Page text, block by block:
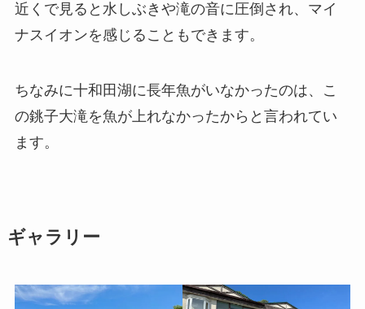
近くで見ると水しぶきや滝の音に圧倒され、マイ
ナスイオンを感じることもできます。
ちなみに十和田湖に長年魚がいなかったのは、こ
の銚子大滝を魚が上れなかったからと言われてい
ます。
ギャラリー